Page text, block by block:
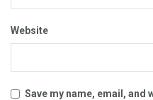
Website
Save my name, email, and